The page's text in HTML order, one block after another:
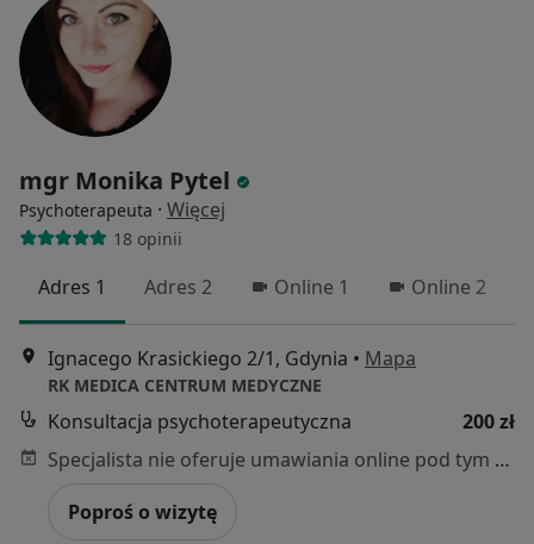
mgr Monika Pytel
Psychoterapeuta · Więcej
18 opinii
Adres 1 Adres 2 Online 1 Online 2
Ignacego Krasickiego 2/1, Gdynia • Mapa
RK MEDICA CENTRUM MEDYCZNE
Konsultacja psychoterapeutyczna
200 zł
Specjalista nie oferuje umawiania online pod tym adresem.
Poproś o wizytę